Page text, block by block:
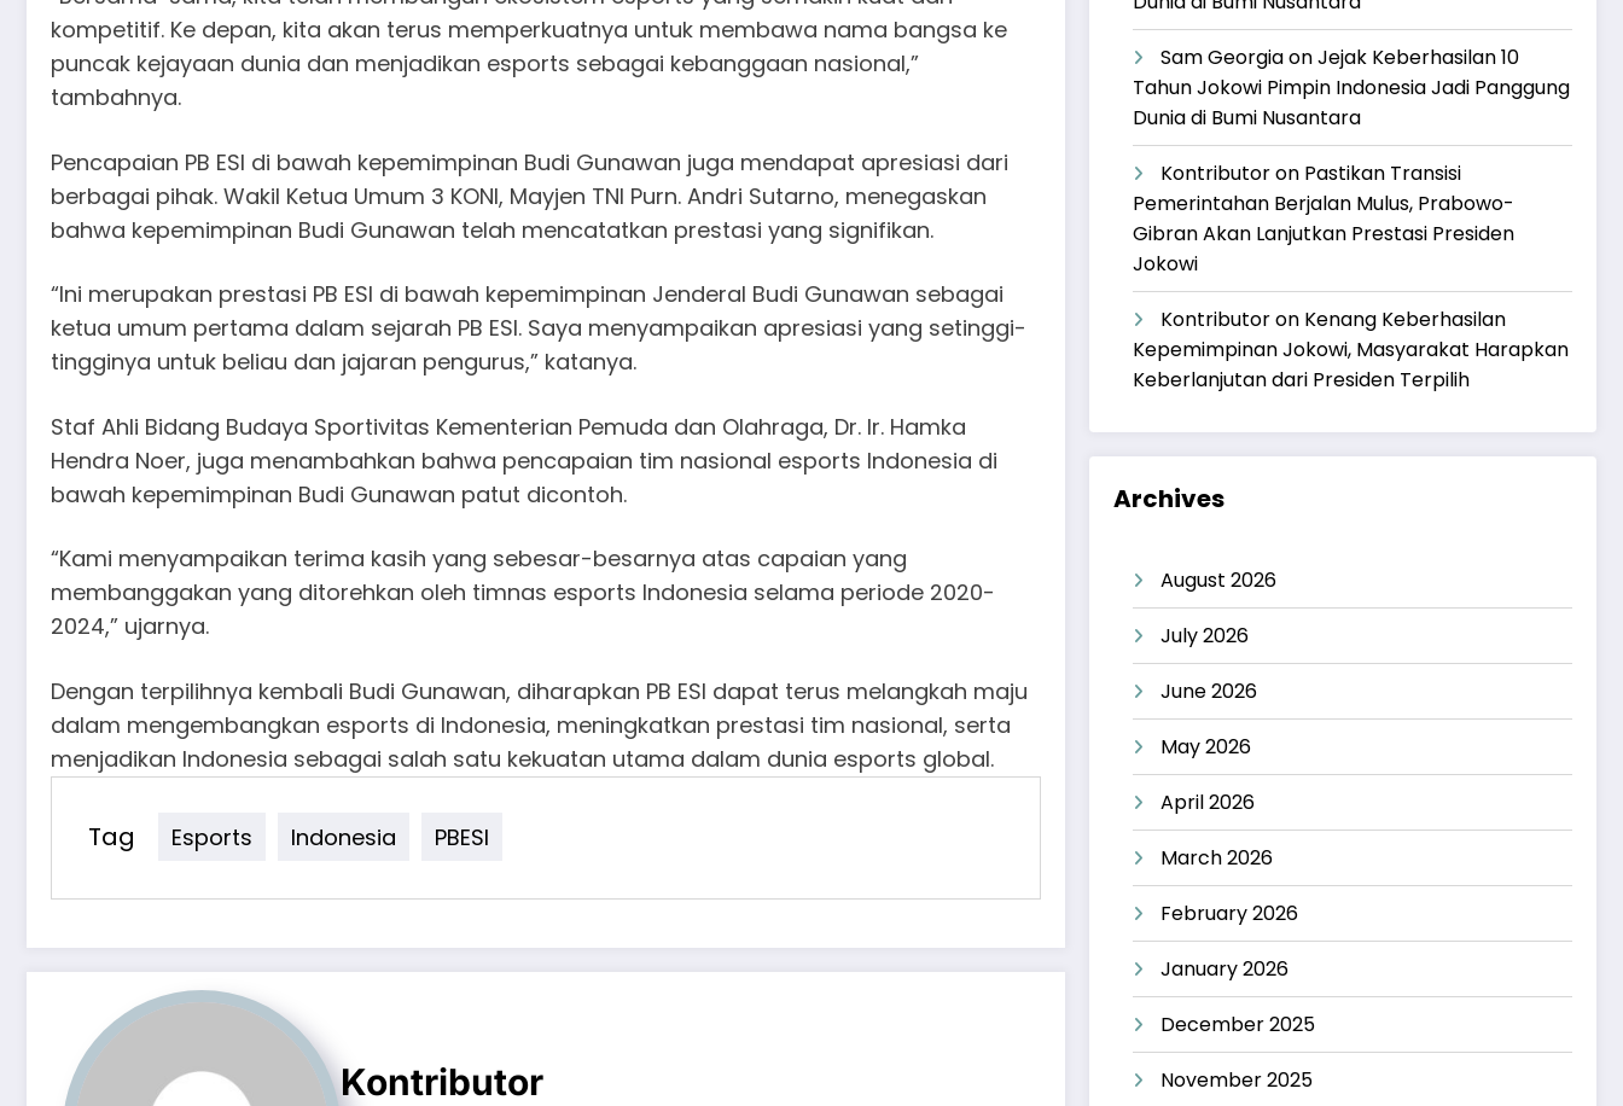
kompetitif. Ke depan, kita akan terus memperkuatnya untuk membawa nama bangsa ke
puncak kejayaan dunia dan menjadikan esports sebagai kebanggaan nasional,”
tambahnya.
Pencapaian PB ESI di bawah kepemimpinan Budi Gunawan juga mendapat apresiasi dari
berbagai pihak. Wakil Ketua Umum 3 KONI, Mayjen TNI Purn. Andri Sutarno, menegaskan
bahwa kepemimpinan Budi Gunawan telah mencatatkan prestasi yang signifikan.
“Ini merupakan prestasi PB ESI di bawah kepemimpinan Jenderal Budi Gunawan sebagai
ketua umum pertama dalam sejarah PB ESI. Saya menyampaikan apresiasi yang setinggi-
tingginya untuk beliau dan jajaran pengurus,” katanya.
Staf Ahli Bidang Budaya Sportivitas Kementerian Pemuda dan Olahraga, Dr. Ir. Hamka
Hendra Noer, juga menambahkan bahwa pencapaian tim nasional esports Indonesia di
bawah kepemimpinan Budi Gunawan patut dicontoh.
“Kami menyampaikan terima kasih yang sebesar-besarnya atas capaian yang
membanggakan yang ditorehkan oleh timnas esports Indonesia selama periode 2020-
2024,” ujarnya.
Dengan terpilihnya kembali Budi Gunawan, diharapkan PB ESI dapat terus melangkah maju
dalam mengembangkan esports di Indonesia, meningkatkan prestasi tim nasional, serta
menjadikan Indonesia sebagai salah satu kekuatan utama dalam dunia esports global.
Tag Esports Indonesia PBESI
Kontributor
Sam GeorgiaonJejak Keberhasilan 10
Tahun Jokowi Pimpin Indonesia Jadi Panggung
Dunia di Bumi Nusantara
Kontributoron Pastikan Transisi
Pemerintahan Berjalan Mulus, Prabowo-
Gibran Akan Lanjutkan Prestasi Presiden
Jokowi
Kontributoron Kenang Keberhasilan
Kepemimpinan Jokowi, Masyarakat Harapkan
Keberlanjutan dari Presiden Terpilih
Archives
August 2026
July 2026
June 2026
May 2026
April 2026
March 2026
February 2026
January 2026
December 2025
November 2025